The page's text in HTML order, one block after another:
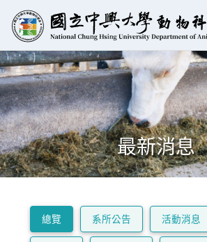
最新消息
總覽 系所公告 活動消息